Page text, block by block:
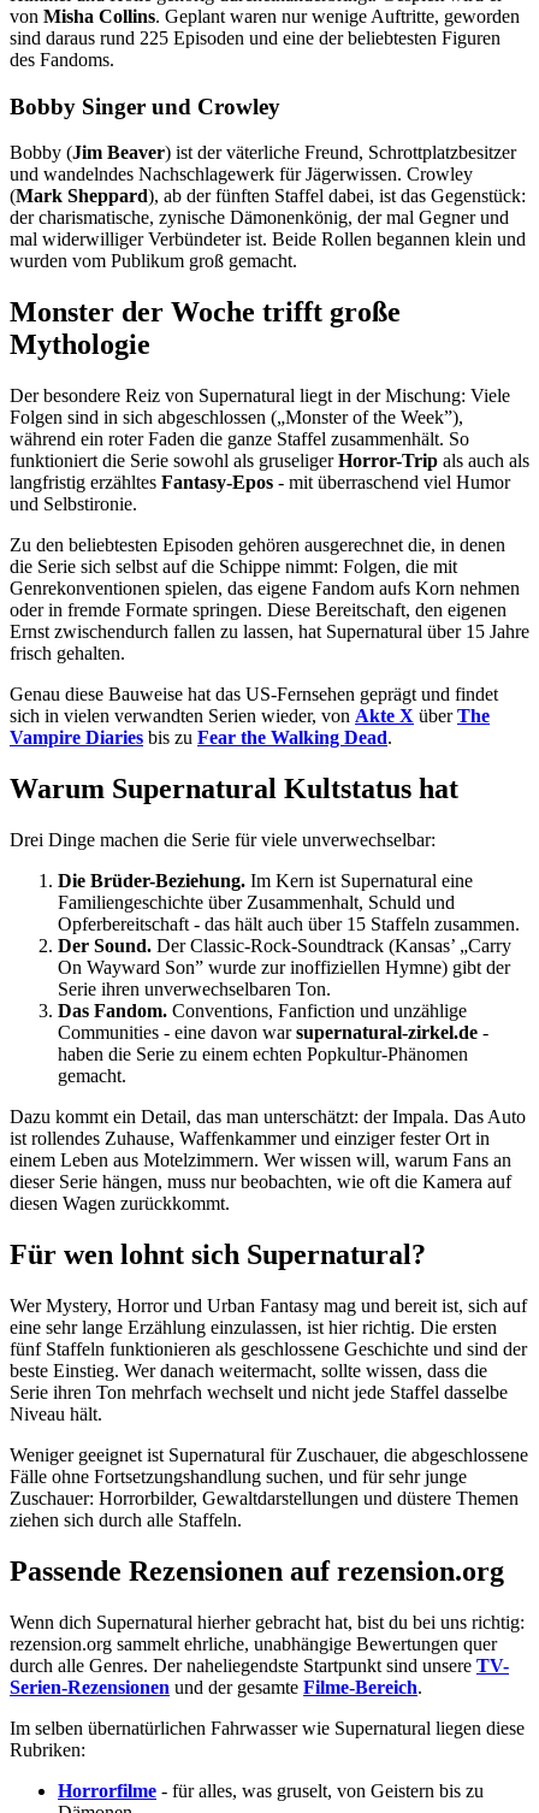
von Misha Collins. Geplant waren nur wenige Auftritte, geworden
sind daraus rund 225 Episoden und eine der beliebtesten Figuren
des Fandoms.
Bobby Singer und Crowley
Bobby (Jim Beaver) ist der väterliche Freund, Schrottplatzbesitzer
und wandelndes Nachschlagewerk für Jägerwissen. Crowley
(Mark Sheppard), ab der fünften Staffel dabei, ist das Gegenstück:
der charismatische, zynische Dämonenkönig, der mal Gegner und
mal widerwilliger Verbündeter ist. Beide Rollen begannen klein und
wurden vom Publikum groß gemacht.
Monster der Woche trifft große
Mythologie
Der besondere Reiz von Supernatural liegt in der Mischung: Viele
Folgen sind in sich abgeschlossen („Monster of the Week”),
während ein roter Faden die ganze Staffel zusammenhält. So
funktioniert die Serie sowohl als gruseligerHorror-Trip als auch als
langfristig erzähltes Fantasy-Epos - mit überraschend viel Humor
und Selbstironie.
Zu den beliebtesten Episoden gehören ausgerechnet die, in denen
die Serie sich selbst auf die Schippe nimmt: Folgen, die mit
Genrekonventionen spielen, das eigene Fandom aufs Korn nehmen
oder in fremde Formate springen. Diese Bereitschaft, den eigenen
Ernst zwischendurch fallen zu lassen, hat Supernatural über 15 Jahre
frisch gehalten.
Genau diese Bauweise hat das US-Fernsehen geprägt und findet
sich in vielen verwandten Serien wieder, von Akte X überThe
Vampire Diaries bis zu Fear the Walking Dead.
Warum Supernatural Kultstatus hat
Drei Dinge machen die Serie für viele unverwechselbar:
Die Brüder-Beziehung. Im Kern ist Supernatural eine
Familiengeschichte über Zusammenhalt, Schuld und
Opferbereitschaft - das hält auch über 15 Staffeln zusammen.
Der Sound. Der Classic-Rock-Soundtrack (Kansas’ „Carry
On Wayward Son” wurde zur inoffiziellen Hymne) gibt der
Serie ihren unverwechselbaren Ton.
Das Fandom. Conventions, Fanfiction und unzählige
Communities - eine davon warsupernatural-zirkel.de -
haben die Serie zu einem echten Popkultur-Phänomen
gemacht.
Dazu kommt ein Detail, das man unterschätzt: der Impala. Das Auto
ist rollendes Zuhause, Waffenkammer und einziger fester Ort in
einem Leben aus Motelzimmern. Wer wissen will, warum Fans an
dieser Serie hängen, muss nur beobachten, wie oft die Kamera auf
diesen Wagen zurückkommt.
Für wen lohnt sich Supernatural?
Wer Mystery, Horror und Urban Fantasy mag und bereit ist, sich auf
eine sehr lange Erzählung einzulassen, ist hier richtig. Die ersten
fünf Staffeln funktionieren als geschlossene Geschichte und sind der
beste Einstieg. Wer danach weitermacht, sollte wissen, dass die
Serie ihren Ton mehrfach wechselt und nicht jede Staffel dasselbe
Niveau hält.
Weniger geeignet ist Supernatural für Zuschauer, die abgeschlossene
Fälle ohne Fortsetzungshandlung suchen, und für sehr junge
Zuschauer: Horrorbilder, Gewaltdarstellungen und düstere Themen
ziehen sich durch alle Staffeln.
Passende Rezensionen auf rezension.org
Wenn dich Supernatural hierher gebracht hat, bist du bei uns richtig:
rezension.org sammelt ehrliche, unabhängige Bewertungen quer
durch alle Genres. Der naheliegendste Startpunkt sind unsere TV-
Serien-Rezensionen und der gesamte Filme-Bereich.
Im selben übernatürlichen Fahrwasser wie Supernatural liegen diese
Rubriken:
Horrorfilme - für alles, was gruselt, von Geistern bis zu